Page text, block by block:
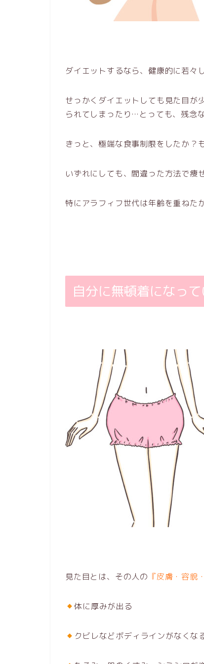
ダイエットするなら、健康的に若々
せっかくダイエットしても見た目が
られてしまったり…とっても、残念な
きっと、極端な食事制限をしたか？
いずれにしても、間違った方法で痩
特にアラフィフ世代は年齢を重ねた
自分に無頓着になっ
見た目とは、その人の 『皮膚・容貌
体に厚みが出る
クビレなどボディラインがなくな